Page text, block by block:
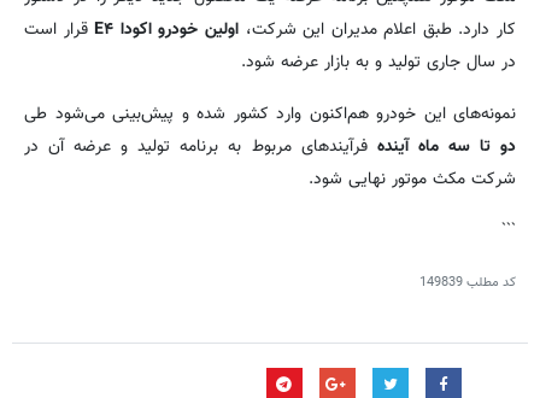
کار دارد. طبق اعلام مدیران این شرکت،اولین خودرو اکودا E۴
قرار است
در سال جاری تولید و به بازار عرضه شود.
نمونه‌های این خودرو هم‌اکنون وارد کشور شده و پیش‌بینی می‌شود طی
دو تا سه ماه آینده فرآیندهای مربوط به برنامه تولید و عرضه آن در
شرکت مکث موتور نهایی شود.
```
کد مطلب149839